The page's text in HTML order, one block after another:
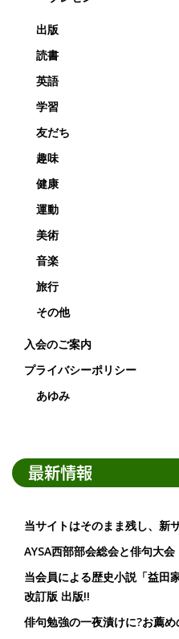
出版
読書
英語
学習
友だち
趣味
健康
運動
美術
音楽
旅行
その他
入会のご案内
プライバシーポリシー
あゆみ
最新情報
当サイトはそのまま残し、新
AYSA西部部会総会と俳句大会
当会員による歴史小説「益田
改訂版 出版!!
俳句勉強の一夜漬けに?お薦め